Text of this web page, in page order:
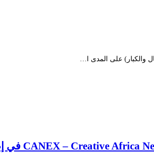
والكبار) على المدى ا…